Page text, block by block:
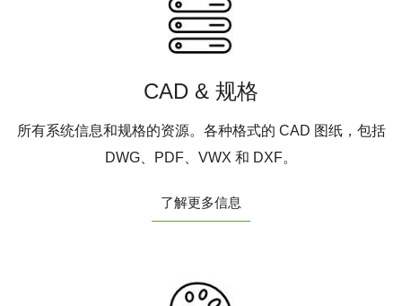
CAD & 规格
所有系统信息和规格的资源。各种格式的 CAD 图纸，包括
DWG、PDF、VWX 和 DXF。
了解更多信息